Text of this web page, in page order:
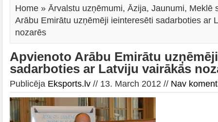
Home » Ārvalstu uzņēmumi, Āzija, Jaunumi, Meklē
Arābu Emirātu uzņēmēji ieinteresēti sadarboties ar
nozarēs
Apvienoto Arābu Emirātu
sadarboties ar Latviju vairākās
Publicēja Eksports.lv // 13. March 2012 // Nav